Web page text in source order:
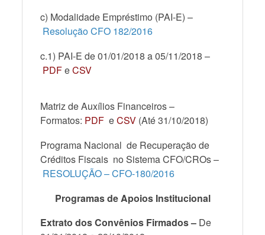
c) Modalidade Empréstimo (PAI-E) –
Resolução CFO 182/2016
c.1) PAI-E de 01/01/2018 a 05/11/2018 –
PDFeCSV
Matriz de Auxílios Financeiros –
Formatos: PDF eCSV (Até 31/10/2018)
Programa Nacional de Recuperação de
Créditos Fiscais no Sistema CFO/CROs –
RESOLUÇÃO – CFO-180/2016
Programas de Apoios Institucional
Extrato dos Convênios Firmados – De